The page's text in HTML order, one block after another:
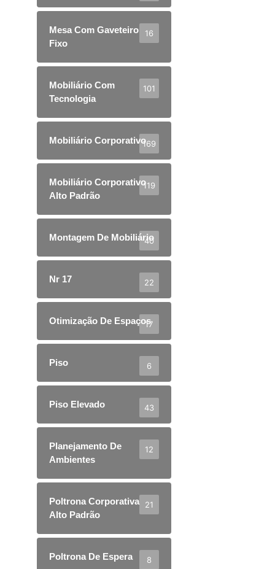
Mesa Com Gaveteiro
Fixo
16
Mobiliário Com
Tecnologia
101
Mobiliário Corporativo169
Mobiliário Corporativo
Alto Padrão
119
Montagem De Mobiliário
40
Nr 17 22
Otimização De Espaços
17
Piso 6
Piso Elevado 43
Planejamento De
Ambientes
12
Poltrona Corporativa
Alto Padrão
21
Poltrona De Espera 8